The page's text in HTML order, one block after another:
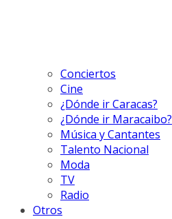
Conciertos
Cine
¿Dónde ir Caracas?
¿Dónde ir Maracaibo?
Música y Cantantes
Talento Nacional
Moda
TV
Radio
Otros